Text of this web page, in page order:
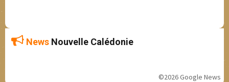
News Nouvelle Calédonie
©2026 Google News